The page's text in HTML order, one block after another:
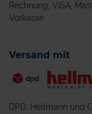
Rechnung, VISA,
Vorkasse
Versand mit
DPD, Hellmann und